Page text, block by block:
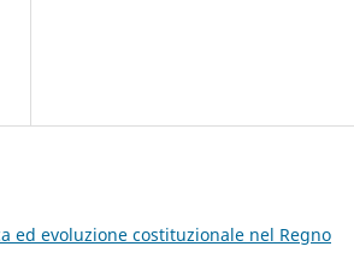
ed evoluzione costituzionale nel Regno